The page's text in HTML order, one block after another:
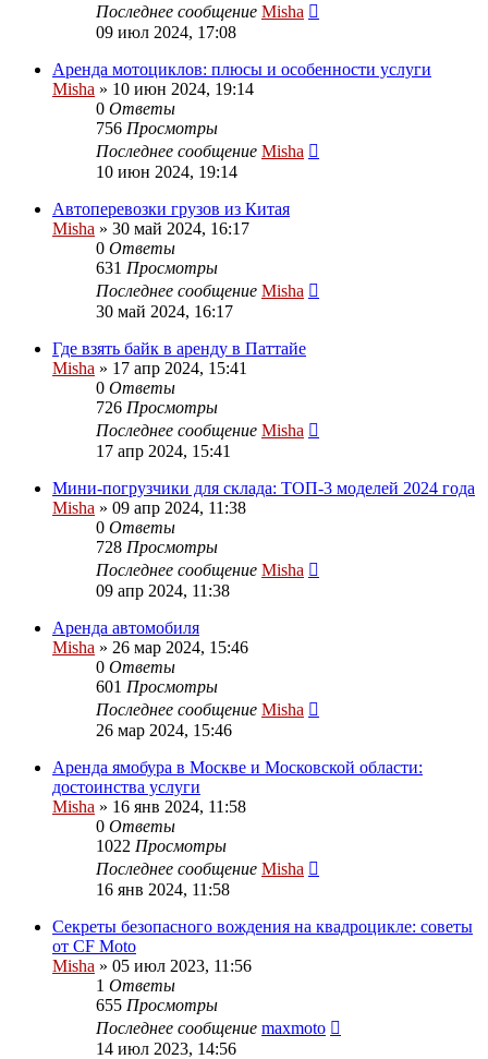
Последнее сообщение Misha
09 июл 2024, 17:08
Аренда мотоциклов: плюсы и особенности услуги
Misha » 10 июн 2024, 19:14
0 Ответы
756 Просмотры
Последнее сообщение Misha
10 июн 2024, 19:14
Автоперевозки грузов из Китая
Misha » 30 май 2024, 16:17
0 Ответы
631 Просмотры
Последнее сообщение Misha
30 май 2024, 16:17
Где взять байк в аренду в Паттайе
Misha » 17 апр 2024, 15:41
0 Ответы
726 Просмотры
Последнее сообщение Misha
17 апр 2024, 15:41
Мини-погрузчики для склада: ТОП-3 моделей 2024 года
Misha » 09 апр 2024, 11:38
0 Ответы
728 Просмотры
Последнее сообщение Misha
09 апр 2024, 11:38
Аренда автомобиля
Misha » 26 мар 2024, 15:46
0 Ответы
601 Просмотры
Последнее сообщение Misha
26 мар 2024, 15:46
Аренда ямобура в Москве и Московской области:
достоинства услуги
Misha » 16 янв 2024, 11:58
0 Ответы
1022 Просмотры
Последнее сообщение Misha
16 янв 2024, 11:58
Секреты безопасного вождения на квадроцикле: советы
от CF Moto
Misha » 05 июл 2023, 11:56
1 Ответы
655 Просмотры
Последнее сообщение maxmoto
14 июл 2023, 14:56